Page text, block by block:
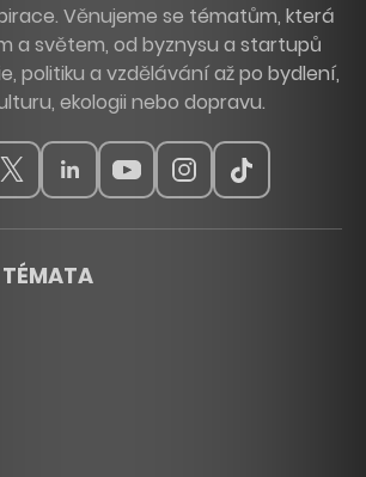
Věnujeme se tématům, která
a světem, od byznysu a startupů
politiku a vzdělávání až po bydlení,
ekologii nebo dopravu.